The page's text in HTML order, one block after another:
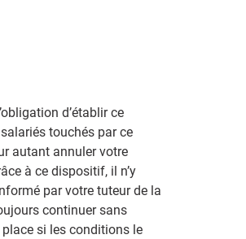
d’établir ce
touchés par ce
autant annuler votre
à ce dispositif, il n’y
par votre tuteur de la
continuer sans
si les conditions le